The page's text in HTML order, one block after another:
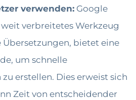
verwenden: Google
verbreitetes Werkzeug
bietet eine
um schnelle
erstellen. Dies erweist sich
Zeit von entscheidender